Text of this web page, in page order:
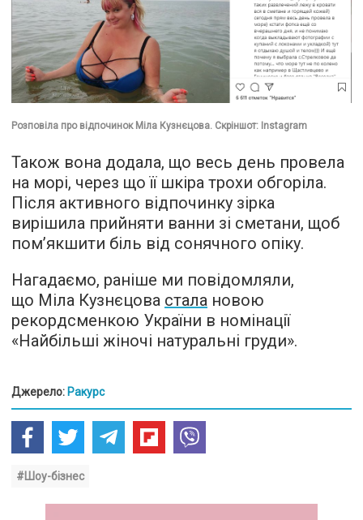
Розповіла про відпочинок Міла Кузнєцова. Скріншот: Instagram
Також вона додала, що весь день провела
на морі, через що її шкіра трохи обгоріла.
Після активного відпочинку зірка
вирішила прийняти ванни зі сметани, щоб
пом’якшити біль від сонячного опіку.
Нагадаємо, раніше ми повідомляли,
що Міла Кузнєцова стала новою
рекордсменкою України в номінації
«Найбільші жіночі натуральні груди».
Джерело: Ракурс
#Шоу-бізнес